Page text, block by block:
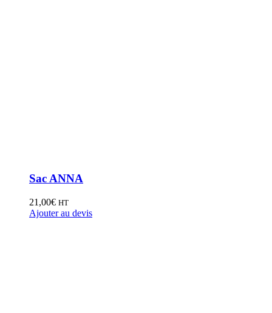
Sac ANNA
21,00€ HT
Ajouter au devis